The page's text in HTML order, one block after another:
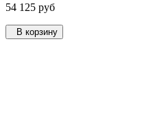
54 125 руб
В корзину